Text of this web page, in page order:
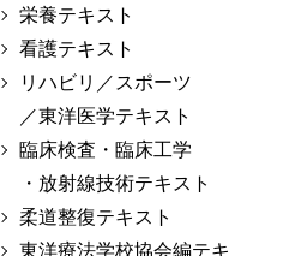
栄養テキスト
看護テキスト
リハビリ／スポーツ
／東洋医学テキスト
臨床検査・臨床工学
・放射線技術テキスト
柔道整復テキスト
東洋療法学校協会編テキ